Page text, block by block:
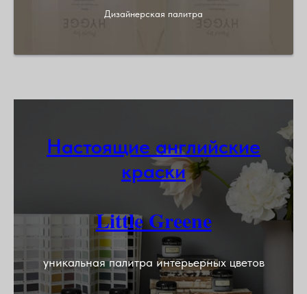
Дизайнерская палитра
Настоящие английские
краски
Little Greene
уникальная палитра интерьерных цветов